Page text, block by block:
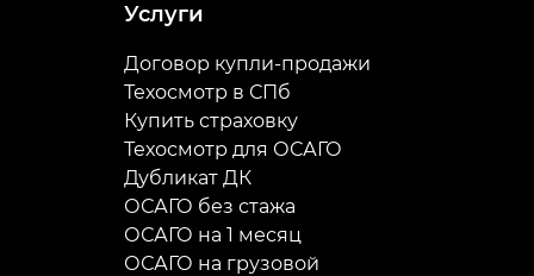
Услуги
Договор купли-продажи
Техосмотр в СПб
Купить страховку
Техосмотр для ОСАГО
Дубликат ДК
ОСАГО без стажа
ОСАГО на 1 месяц
ОСАГО на грузовой